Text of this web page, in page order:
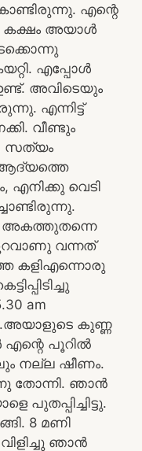
എന്റെ
കക്ഷം അയാൾ
എപ്പോൾ
അവിടെയും
എന്നിട്ട്
വീണ്ടും
സത്യം
ആദ്യത്തെ
എനിക്കു വെടി
അകത്തുതന്നെ
വന്നത്
കളിഎന്നൊരു
am
കുണ്ണ
എന്റെ പൂറിൽ
നല്ല ഷീണം.
തോന്നി. ഞാൻ
പുതപ്പിച്ചിട്ടു.
8 മണി
ഞാൻ